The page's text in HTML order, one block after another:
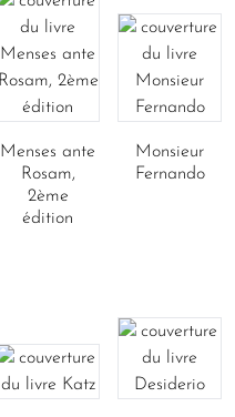
Menses ante
Rosam,
2ème
édition
Monsieur
Fernando